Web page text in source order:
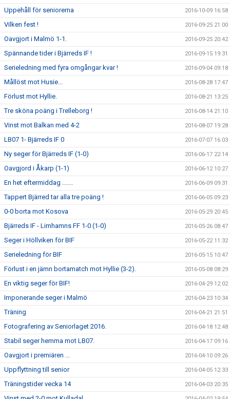
Uppehåll för seniorerna 2016-10-09 16:58
Vilken fest ! 2016-09-25 21:00
Oavgjort i Malmö 1-1. 2016-09-25 20:42
Spännande tider i Bjärreds IF ! 2016-09-15 19:31
Serieledning med fyra omgångar kvar ! 2016-09-04 09:18
Mållöst mot Husie... 2016-08-28 17:47
Förlust mot Hyllie. 2016-08-21 13:25
Tre sköna poäng i Trelleborg ! 2016-08-14 21:10
Vinst mot Balkan med 4-2 2016-08-07 19:28
LB07 1- Bjärreds IF 0 2016-07-07 16:03
Ny seger för Bjärreds IF (1-0) 2016-06-17 22:14
Oavgjord i Åkarp (1-1) 2016-06-12 10:27
En het eftermiddag ....... 2016-06-09 09:31
Tappert Bjärred tar alla tre poäng ! 2016-06-05 09:23
0-0 borta mot Kosova 2016-05-29 20:45
Bjärreds IF - Limhamns FF 1-0 (1-0) 2016-05-26 08:47
Seger i Höllviken för BIF 2016-05-22 11:32
Serieledning för BIF 2016-05-15 10:47
Förlust i en jämn bortamatch mot Hyllie (3-2). 2016-05-08 08:29
En viktig seger för BIF! 2016-04-29 12:02
Imponerande seger i Malmö 2016-04-23 10:34
Träning 2016-04-21 21:51
Fotografering av Seniorlaget 2016. 2016-04-18 12:48
Stabil seger hemma mot LB07. 2016-04-17 09:16
Oavgjort i premiären ... 2016-04-10 09:26
Uppflyttning till senior 2016-04-05 12:33
Träningstider vecka 14 2016-04-03 20:35